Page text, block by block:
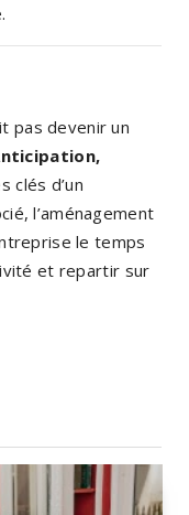
pas devenir un
clés d’un
l’aménagement
le temps
et repartir sur